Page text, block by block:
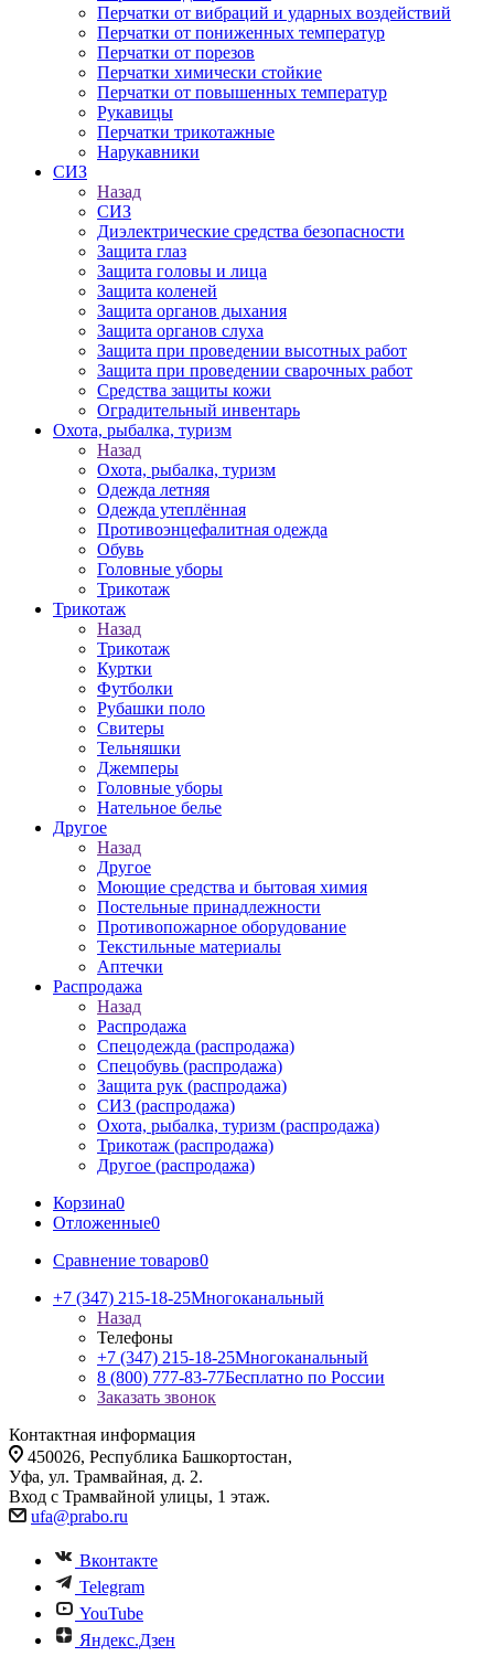
Перчатки от вибраций и ударных воздействий
Перчатки от пониженных температур
Перчатки от порезов
Перчатки химически стойкие
Перчатки от повышенных температур
Рукавицы
Перчатки трикотажные
Нарукавники
СИЗ
Назад
СИЗ
Диэлектрические средства безопасности
Защита глаз
Защита головы и лица
Защита коленей
Защита органов дыхания
Защита органов слуха
Защита при проведении высотных работ
Защита при проведении сварочных работ
Средства защиты кожи
Оградительный инвентарь
Охота, рыбалка, туризм
Назад
Охота, рыбалка, туризм
Одежда летняя
Одежда утеплённая
Противоэнцефалитная одежда
Обувь
Головные уборы
Трикотаж
Трикотаж
Назад
Трикотаж
Куртки
Футболки
Рубашки поло
Свитеры
Тельняшки
Джемперы
Головные уборы
Нательное белье
Другое
Назад
Другое
Моющие средства и бытовая химия
Постельные принадлежности
Противопожарное оборудование
Текстильные материалы
Аптечки
Распродажа
Назад
Распродажа
Спецодежда (распродажа)
Спецобувь (распродажа)
Защита рук (распродажа)
СИЗ (распродажа)
Охота, рыбалка, туризм (распродажа)
Трикотаж (распродажа)
Другое (распродажа)
Корзина0
Отложенные0
Сравнение товаров0
+7 (347) 215-18-25Многоканальный
Назад
Телефоны
+7 (347) 215-18-25Многоканальный
8 (800) 777-83-77Бесплатно по России
Заказать звонок
Контактная информация
450026, Республика Башкортостан,
Уфа, ул. Трамвайная, д. 2.
Вход с Трамвайной улицы, 1 этаж.
ufa@prabo.ru
Вконтакте
Telegram
YouTube
Яндекс.Дзен